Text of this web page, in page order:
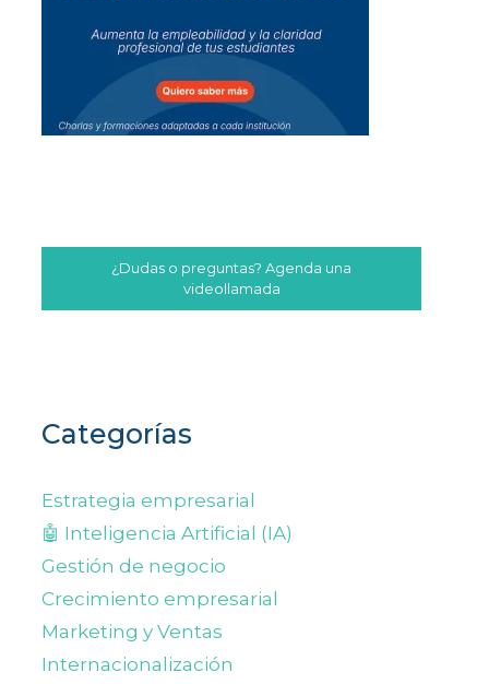
¿Dudas o preguntas? Agenda una
videollamada
Categorías
Estrategia empresarial
🤖 Inteligencia Artificial (IA)
Gestión de negocio
Crecimiento empresarial
Marketing y Ventas
Internacionalización